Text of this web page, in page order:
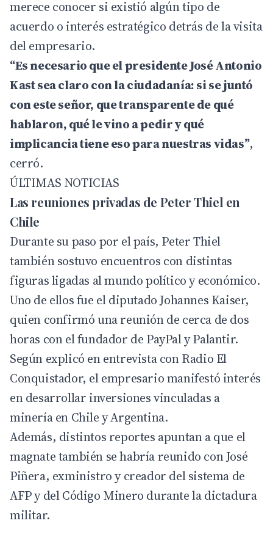
merece conocer si existió algún tipo de
acuerdo o interés estratégico detrás de la visita
del empresario.
“Es necesario que el presidente José Antonio
Kast sea claro con la ciudadanía: si se juntó
con este señor, que transparente de qué
hablaron, qué le vino a pedir y qué
implicancia tiene eso para nuestras vidas”,
cerró.
ÚLTIMAS NOTICIAS
Las reuniones privadas de Peter Thiel en
Chile
Durante su paso por el país, Peter Thiel
también sostuvo encuentros con distintas
figuras ligadas al mundo político y económico.
Uno de ellos fue el diputado Johannes Kaiser,
quien confirmó una reunión de cerca de dos
horas con el fundador de PayPal y Palantir.
Según explicó en entrevista con Radio El
Conquistador, el empresario manifestó interés
en desarrollar inversiones vinculadas a
minería en Chile y Argentina.
Además, distintos reportes apuntan a que el
magnate también se habría reunido con José
Piñera, exministro y creador del sistema de
AFP y del Código Minero durante la dictadura
militar.